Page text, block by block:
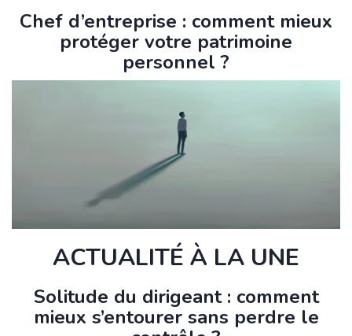
Chef d’entreprise : comment mieux
protéger votre patrimoine
personnel ?
ACTUALITÉ À LA UNE
Solitude du dirigeant : comment
mieux s’entourer sans perdre le